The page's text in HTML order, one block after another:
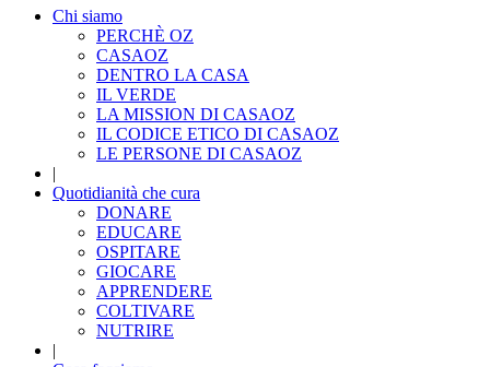
Chi siamo
PERCHÈ OZ
CASAOZ
DENTRO LA CASA
IL VERDE
LA MISSION DI CASAOZ
IL CODICE ETICO DI CASAOZ
LE PERSONE DI CASAOZ
|
Quotidianità che cura
DONARE
EDUCARE
OSPITARE
GIOCARE
APPRENDERE
COLTIVARE
NUTRIRE
|